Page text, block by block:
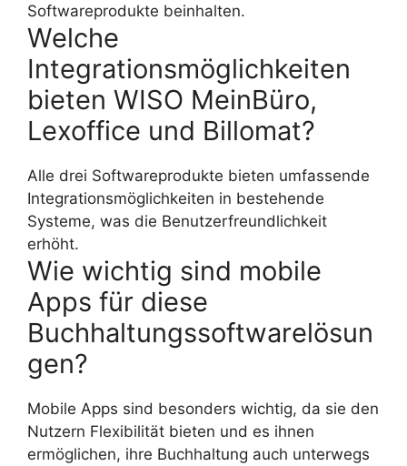
Softwareprodukte beinhalten.
Welche
Integrationsmöglichkeiten
bieten WISO MeinBüro,
Lexoffice und Billomat?
Alle drei Softwareprodukte bieten umfassende
Integrationsmöglichkeiten in bestehende
Systeme, was die Benutzerfreundlichkeit
erhöht.
Wie wichtig sind mobile
Apps für diese
Buchhaltungssoftwarelösun
gen?
Mobile Apps sind besonders wichtig, da sie den
Nutzern Flexibilität bieten und es ihnen
ermöglichen, ihre Buchhaltung auch unterwegs